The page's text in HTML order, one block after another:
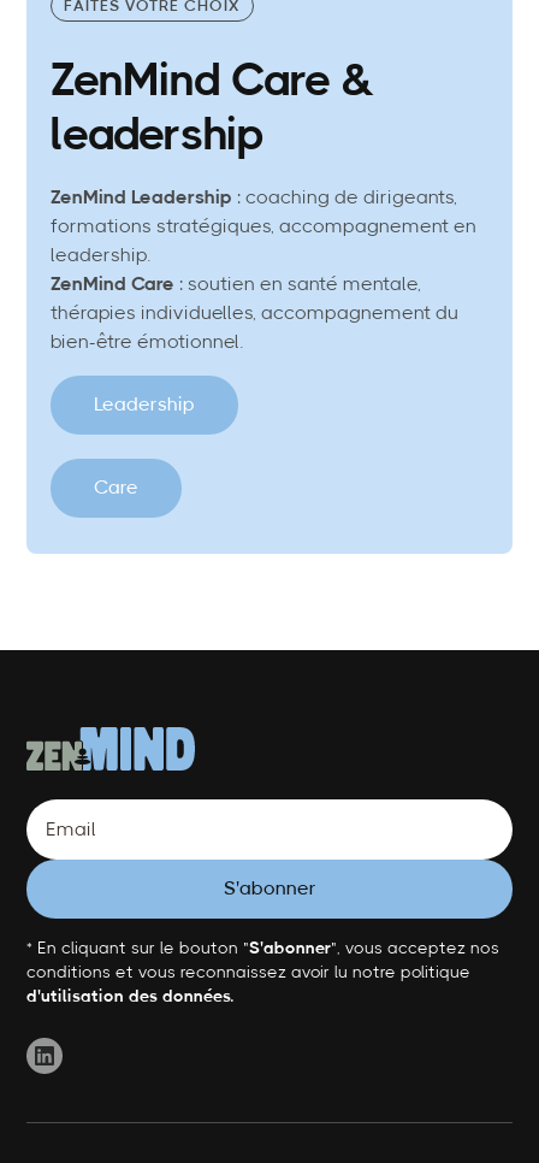
FAITES VOTRE CHOIX
ZenMind Care &
leadership
ZenMind Leadership : coaching de dirigeants,
formations stratégiques, accompagnement en
leadership.
ZenMind Care : soutien en santé mentale,
thérapies individuelles, accompagnement du
bien-être émotionnel.
Leadership
Care
* En cliquant sur le bouton "S'abonner", vous acceptez nos
conditions et vous reconnaissez avoir lu notre politique
d'utilisation des données.